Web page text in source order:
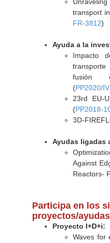
transport
FR-3812)
Ayuda a la
Impacto
fusión
(PP2020/
23rd EU-
(PP2018-
3D-
Ayudas ligadas
Against
Reactors-
Participa en los
proyectos/
Proyecto I+D+i:
Waves for